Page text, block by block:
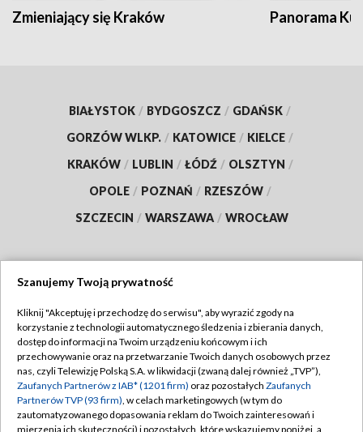
Zmieniający się Kraków Panorama
BIAŁYSTOK / BYDGOSZCZ / GDAŃSK /
GORZÓW WLKP. / KATOWICE / KIELCE /
KRAKÓW / LUBLIN / ŁÓDŹ / OLSZTYN /
OPOLE / POZNAŃ / RZESZÓW /
SZCZECIN / WARSZAWA / WROCŁAW
TVP
Abonament TVP
Emisja w TVP
Centrum informacji TVP
Regulamin TVP
Polityka prywatności
Moje zgody
Szanujemy Twoją prywatność
Kliknij "Akceptuję i przechodzę do serwisu", aby wyrazić zgody na
korzystanie z technologii automatycznego śledzenia i zbierania danych,
dostęp do informacji na Twoim urządzeniu końcowym i ich
przechowywanie oraz na przetwarzanie Twoich danych osobowych przez
nas, czyli Telewizję Polską S.A. w likwidacji (zwaną dalej również „TVP”),
Zaufanych Partnerów z IAB* (1201 firm) oraz pozostałych Zaufanych
Partnerów TVP (93 firm), w celach marketingowych (w tym do
zautomatyzowanego dopasowania reklam do Twoich zainteresowań i
mierzenia ich skuteczności) i pozostałych, które wskazujemy poniżej, a